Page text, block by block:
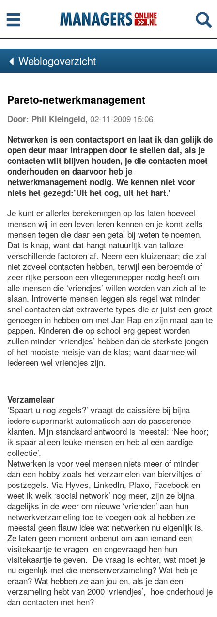
Menu
Weblogoverzicht
Pareto-netwerkmanagement
Door: Phil Kleingeld, 02-11-2009 15:06
Netwerken is een contactsport en laat ik dan gelijk de
open deur maar intrappen door te stellen dat, als je
contacten wilt blijven houden, je die contacten moet
onderhouden en daarvoor heb je
netwerkmanagement nodig. We kennen niet voor
niets het gezegd:’Uit het oog, uit het hart.’
Je kunt er allerlei berekeningen op los laten hoeveel
mensen wij in een leven leren kennen en je komt zelfs
mensen tegen die daar een getal bij weten te noemen.
Dat is knap, want dat hangt natuurlijk van talloze
verschillende factoren af. Neem een kluizenaar; die zal
niet zoveel contacten hebben, terwijl een beroemde of
zeer rijke persoon een vliegenmepper nodig heeft om
alle mensen die ‘vriendjes’ willen worden van zich af te
slaan. Introverte mensen leggen als regel wat minder
snel contacten dat extraverte types die er juist een groot
genoegen in hebben om met Jan Rap en zijn maat aan te
pappen. Kinderen die op school erg gepest worden
zullen minder ‘vriendjes’ hebben dan de sterkste jongen
of het mooiste meisje van de klas; want daarmee wil
iedereen wel vriendjes zijn.
Verzamelaar
‘Spaart u nog zegels?’ vraagt de caissière bij bijna
iedere supermarkt automatisch aan de passerende
klanten. Mijn standaard antwoord is meestal: ‘Nee hoor;
ik spaar alleen leuke mensen en heb al een aardige
collectie’.
Netwerken is voor veel mensen niets meer of minder
dan een hobby zoals het verzamelen van bierviltjes of
postzegels. Via Hyves, LinkedIn, Plaxo, Facebook en
weet ik welk ‘social network’ nog meer, zijn ze bijna
dagelijks in de weer om nieuwe ‘vrienden’ aan hun
netwerkverzameling toe te voegen ook al hebben ze
meestal geen flauw idee wat netwerken nu eigenlijk is.
Ze laten geen moment onbenut om aan iemand een
visitekaartje te vragen en ongevraagd hen hun
visitekaartje te geven. De vraag is echter, wat moet je
nu eigenlijk met die mensenverzameling? Wat heb je
eraan? Wat hebben ze aan jou en, als je dan een
verzameling hebt van 2000 ‘vriendjes’, hoe onderhoud je
dan contacten met hen?